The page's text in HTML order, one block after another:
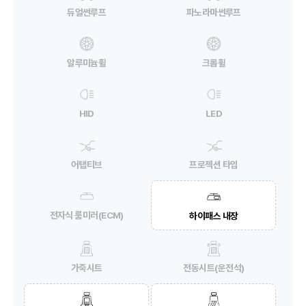
듀얼썬루프 파노라마썬루프
알루미늄휠 크롬휠
HID LED
어탭티브 프로젝션 타입
전자식 룸미러(ECM) 하이패스 내장
가죽시트 전동시트(운전석)